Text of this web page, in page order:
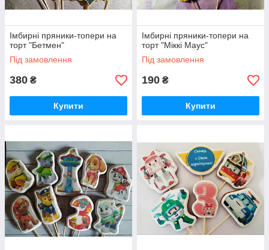
Імбирні пряники-топери на
торт "Бетмен"
Під замовлення
380 ₴
Купити
Імбирні пряники-топери на
торт "Міккі Маус"
Під замовлення
190 ₴
Купити